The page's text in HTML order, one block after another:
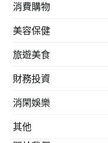
消費購物
美容保健
旅遊美食
財務投資
消閑娛樂
其他